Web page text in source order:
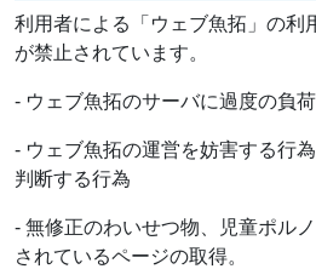
利用者による「ウェブ魚拓」の利
が禁止されています。
- ウェブ魚拓のサーバに過度の負
- ウェブ魚拓の運営を妨害する行
判断する行為
- 無修正のわいせつ物、児童ポル
されているページの取得。